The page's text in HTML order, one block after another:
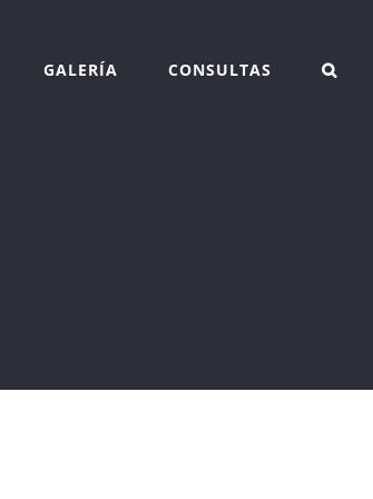
GALERÍA CONSULTAS